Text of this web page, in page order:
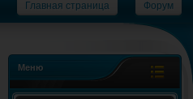
Главная страница Форум
Меню